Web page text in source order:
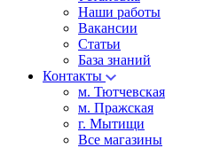
Наши работы
Вакансии
Статьи
База знаний
Контакты
м. Тютчевская
м. Пражская
г. Мытищи
Все магазины